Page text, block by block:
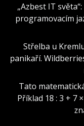
„Azbest IT
programovacím
Střelba u
panikaří.
Tato
Příklad 18 : 3 + 7